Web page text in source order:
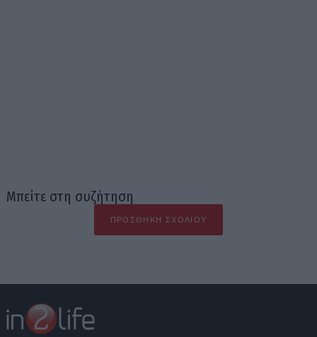
Μπείτε στη συζήτηση
ΠΡΟΣΘΉΚΗ ΣΧΟΛΊΟΥ